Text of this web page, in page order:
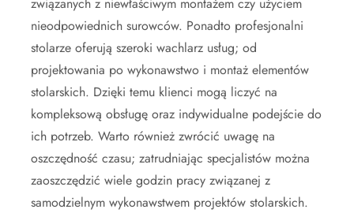
związanych z niewłaściwym montażem czy użyciem
nieodpowiednich surowców. Ponadto profesjonalni
stolarze oferują szeroki wachlarz usług; od
projektowania po wykonawstwo i montaż elementów
stolarskich. Dzięki temu klienci mogą liczyć na
kompleksową obsługę oraz indywidualne podejście do
ich potrzeb. Warto również zwrócić uwagę na
oszczędność czasu; zatrudniając specjalistów można
zaoszczędzić wiele godzin pracy związanej z
samodzielnym wykonawstwem projektów stolarskich.